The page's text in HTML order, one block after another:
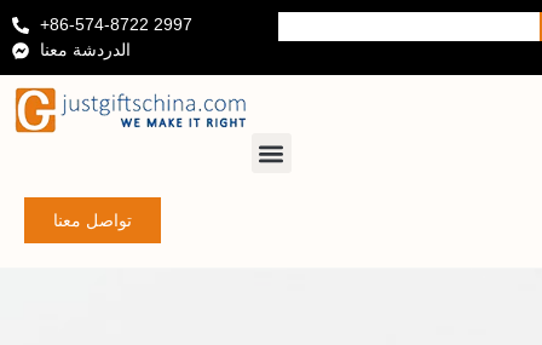
+86-574-8722 2997
الدردشة معنا
تواصل معنا